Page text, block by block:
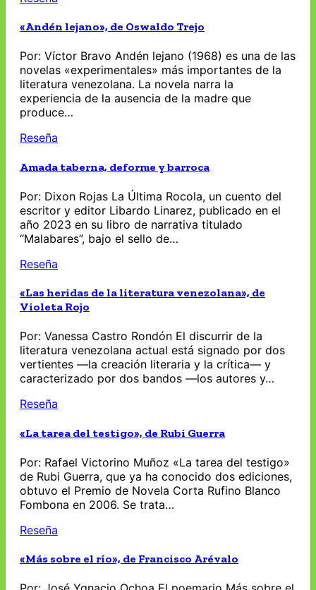
«Andén lejano», de Oswaldo Trejo
Por: Víctor Bravo Andén lejano (1968) es una de las
novelas «experimentales» más importantes de la
literatura venezolana. La novela narra la
experiencia de la ausencia de la madre que
produce…
Reseña
Amada taberna, deforme y barroca
Por: Dixon Rojas La Última Rocola, un cuento del
escritor y editor Libardo Linarez, publicado en el
año 2023 en su libro de narrativa titulado
“Malabares”, bajo el sello de…
Reseña
«Las heridas de la literatura venezolana», de
Violeta Rojo
Por: Vanessa Castro Rondón El discurrir de la
literatura venezolana actual está signado por dos
vertientes —la creación literaria y la crítica— y
caracterizado por dos bandos —los autores y…
Reseña
«La tarea del testigo», de Rubi Guerra
Por: Rafael Victorino Muñoz «La tarea del testigo»
de Rubi Guerra, que ya ha conocido dos ediciones,
obtuvo el Premio de Novela Corta Rufino Blanco
Fombona en 2006. Se trata…
Reseña
«Más sobre el río», de Francisco Arévalo